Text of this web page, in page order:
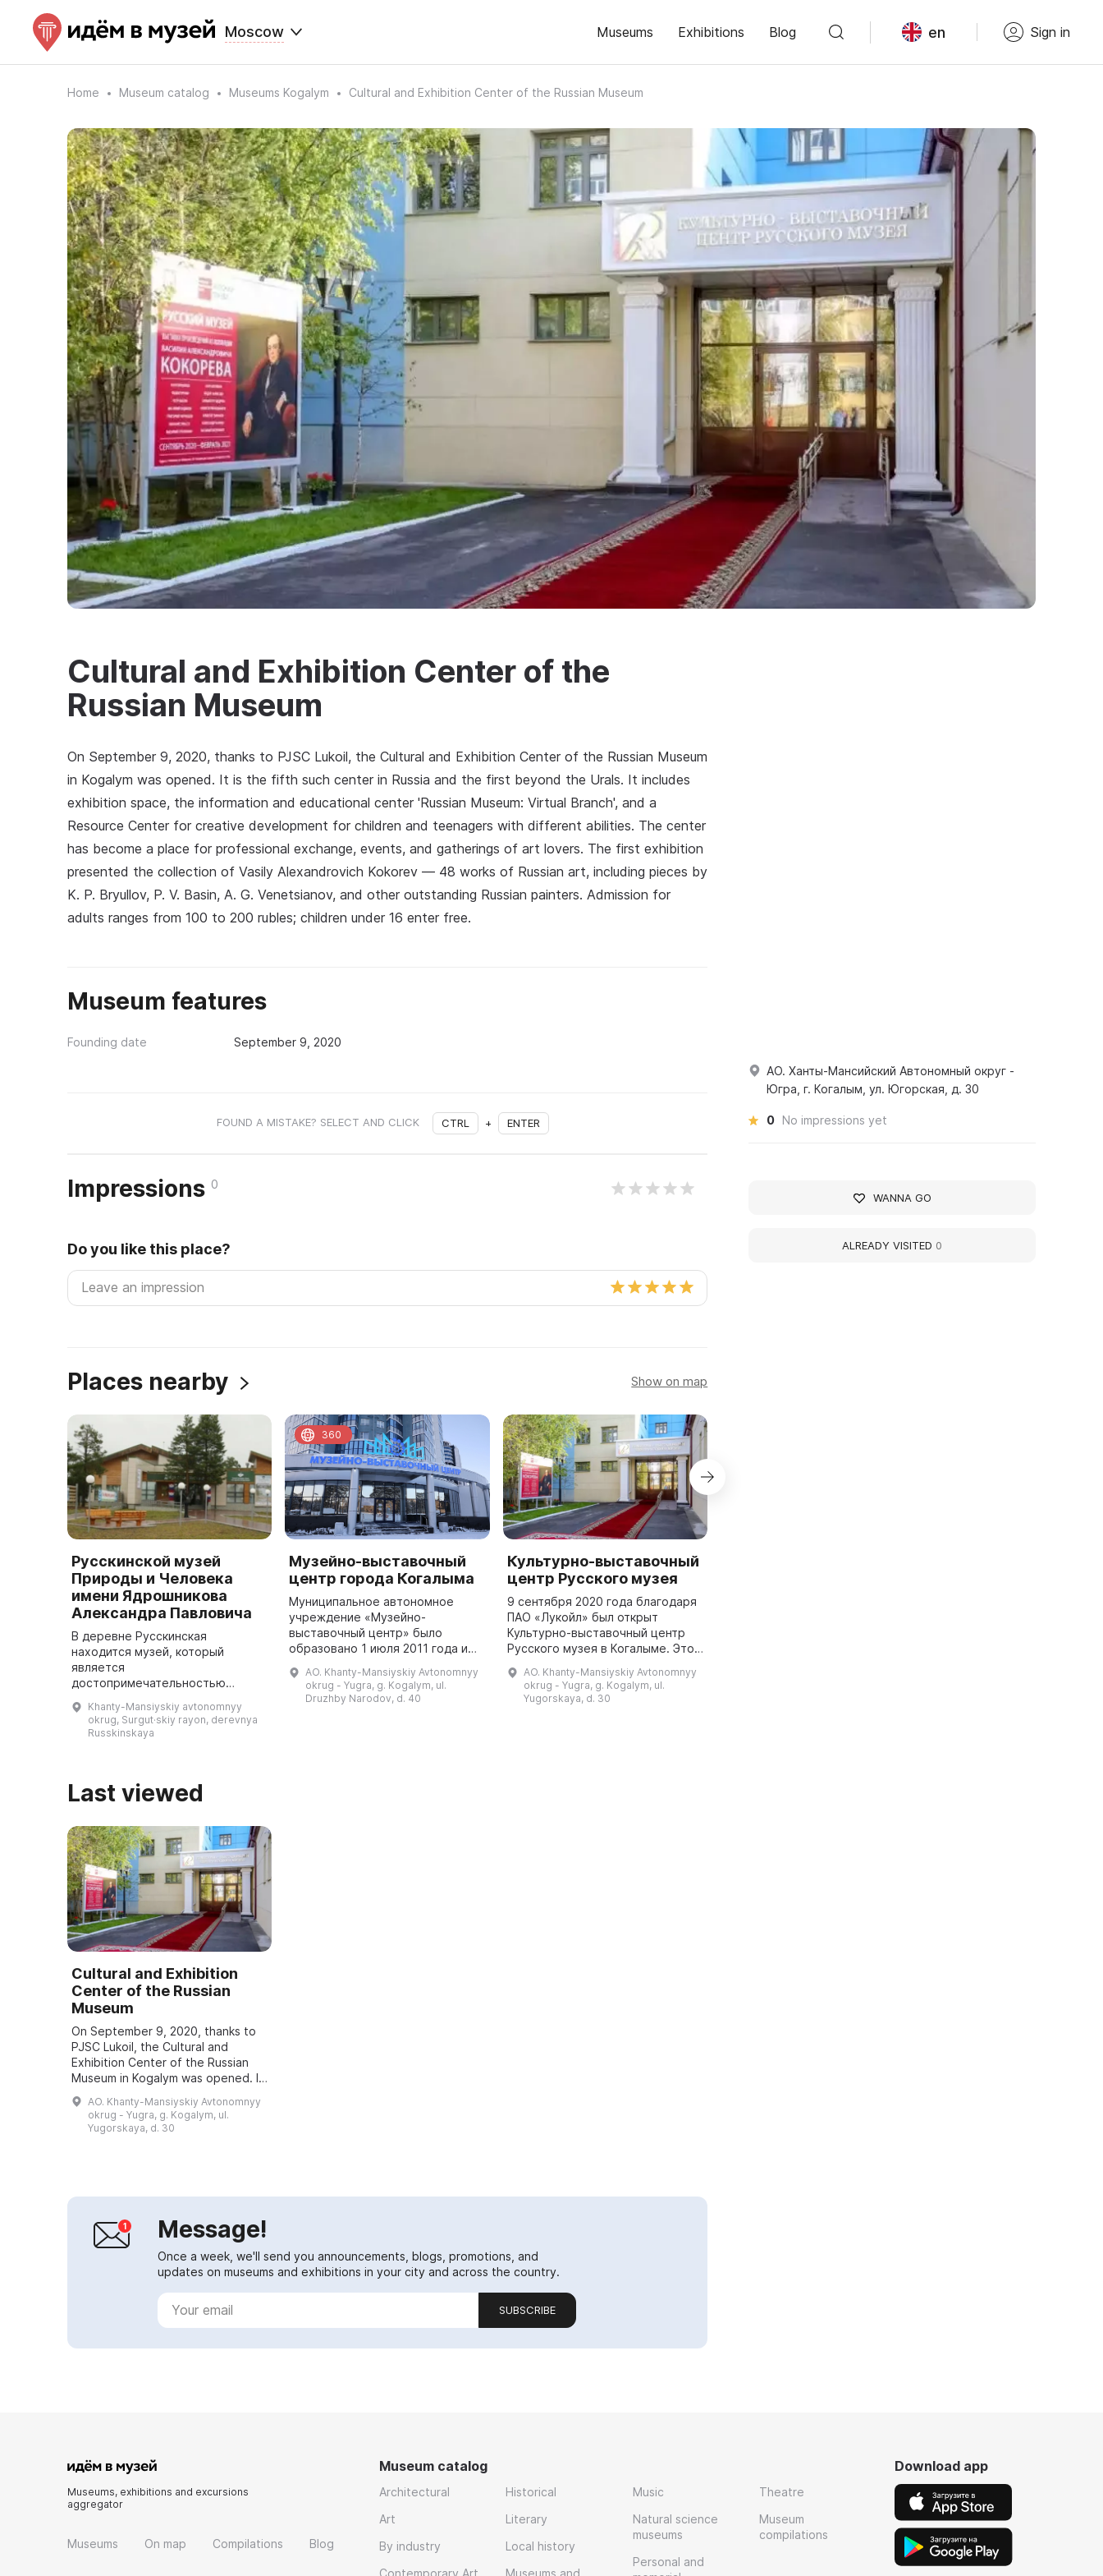
Moscow Museums Exhibitions Blog en Sign in
Home Museum catalog Museums Kogalym Cultural and Exhibition Center of the Russian Museum
Cultural and Exhibition Center of the
Russian Museum
On September 9, 2020, thanks to PJSC Lukoil, the Cultural and Exhibition Center of the Russian Museum
in Kogalym was opened. It is the fifth such center in Russia and the first beyond the Urals. It includes
exhibition space, the information and educational center 'Russian Museum: Virtual Branch', and a
Resource Center for creative development for children and teenagers with different abilities. The center
has become a place for professional exchange, events, and gatherings of art lovers. The first exhibition
presented the collection of Vasily Alexandrovich Kokorev — 48 works of Russian art, including pieces by
K. P. Bryullov, P. V. Basin, A. G. Venetsianov, and other outstanding Russian painters. Admission for
adults ranges from 100 to 200 rubles; children under 16 enter free.
Museum features
Founding date September 9, 2020
FOUND A MISTAKE? SELECT AND CLICK CTRL + ENTER
Impressions 0
Do you like this place?
Places nearby Show on map
Русскинской музей
Природы и Человека
имени Ядрошникова
Александра Павловича
В деревне Русскинская
находится музей, который
является
достопримечательностью
создан в 1988 году Александром
Павловичем Ядрошниковым,
Khanty-Mansiyskiy avtonomnyy
okrug, Surgut·skiy rayon, derevnya
Russkinskaya
Музейно-выставочный
центр города Когалыма
Муниципальное автономное
учреждение «Музейно-
выставочный центр» было
образовано 1 июля 2011 года и
цокольном этажах современного
16-этажного жилого дома. Общая
AO. Khanty-Mansiyskiy Avtonomnyy
okrug - Yugra, g. Kogalym, ul.
Druzhby Narodov, d. 40
360
Культурно-выставочный
центр Русского музея
9 сентября 2020 года благодаря
ПАО «Лукойл» был открыт
Культурно-выставочный центр
Русского музея в Когалыме. Это
первый за Уралом. В его состав
AO. Khanty-Mansiyskiy Avtonomnyy
okrug - Yugra, g. Kogalym, ul.
Yugorskaya, d. 30
Last viewed
Cultural and Exhibition
Center of the Russian
Museum
On September 9, 2020, thanks to
PJSC Lukoil, the Cultural and
Exhibition Center of the Russian
Museum in Kogalym was opened. It
is the fifth such center in Russia
and the first beyond the Urals. It
in...
AO. Khanty-Mansiyskiy Avtonomnyy
okrug - Yugra, g. Kogalym, ul.
Yugorskaya, d. 30
Message!
Once a week, we'll send you announcements, blogs, promotions, and
updates on museums and exhibitions in your city and across the country.
SUBSCRIBE
АО. Ханты-Мансийский Автономный округ -
Югра, г. Когалым, ул. Югорская, д. 30
0 No impressions yet
WANNA GO
ALREADY VISITED 0
Museums, exhibitions and excursions
aggregator
Museums On map Compilations Blog
Museum catalog
Architectural
Art
By industry
Contemporary Art
Historical
Literary
Local history
Museums and
Music
Natural science
museums
Personal and
Theatre
Museum
compilations
Download app